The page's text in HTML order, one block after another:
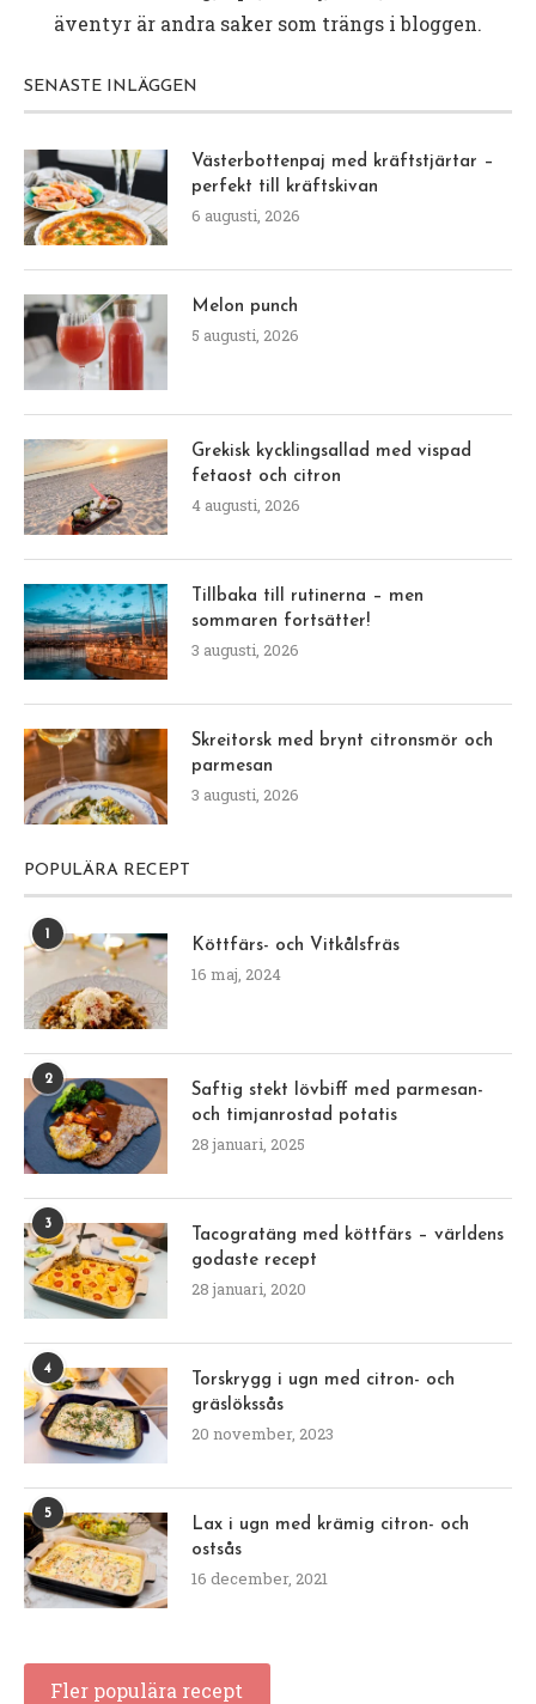
äventyr är andra saker som trängs i bloggen.
SENASTE INLÄGGEN
Västerbottenpaj med kräftstjärtar –
perfekt till kräftskivan
6 augusti, 2026
Melon punch
5 augusti, 2026
Grekisk kycklingsallad med vispad
fetaost och citron
4 augusti, 2026
Tillbaka till rutinerna – men
sommaren fortsätter!
3 augusti, 2026
Skreitorsk med brynt citronsmör och
parmesan
3 augusti, 2026
POPULÄRA RECEPT
Köttfärs- och Vitkålsfräs
16 maj, 2024
2
Saftig stekt lövbiff med parmesan-
och timjanrostad potatis
28 januari, 2025
3
Tacogratäng med köttfärs – världens
godaste recept
28 januari, 2020
4
Torskrygg i ugn med citron- och
gräslökssås
20 november, 2023
5
Lax i ugn med krämig citron- och
ostsås
16 december, 2021
Fler populära recept